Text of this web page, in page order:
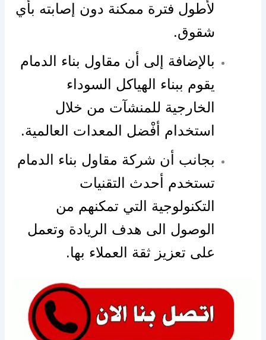
لأطول فترة ممكنة دون إصابته بأي
شقوق.
بالإضافة إلى أن مقاول بناء الدمام
يقوم ببناء الهياكل السوداء
الخارجية للمنشآت من خلال
استخدام أفْضل المعدات العالمية.
بجانب أن شركة مقاول بناء الدمام
تستخدم أحدث التقنيات
التكنولوجية التي تمكنهم من
الوصول الى هدف الريادة وتعمل
على تعزيز ثقة العملاء بها.